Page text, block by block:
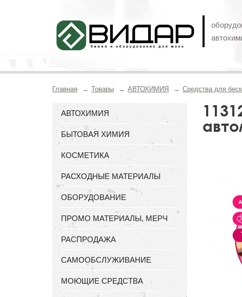
Главная Товары АВТОХИМИЯ Средства для
АВТОХИМИЯ
БЫТОВАЯ ХИМИЯ
КОСМЕТИКА
РАСХОДНЫЕ МАТЕРИАЛЫ
ОБОРУДОВАНИЕ
ПРОМО МАТЕРИАЛЫ, МЕРЧ
РАСПРОДАЖА
САМООБСЛУЖИВАНИЕ
МОЮЩИЕ СРЕДСТВА